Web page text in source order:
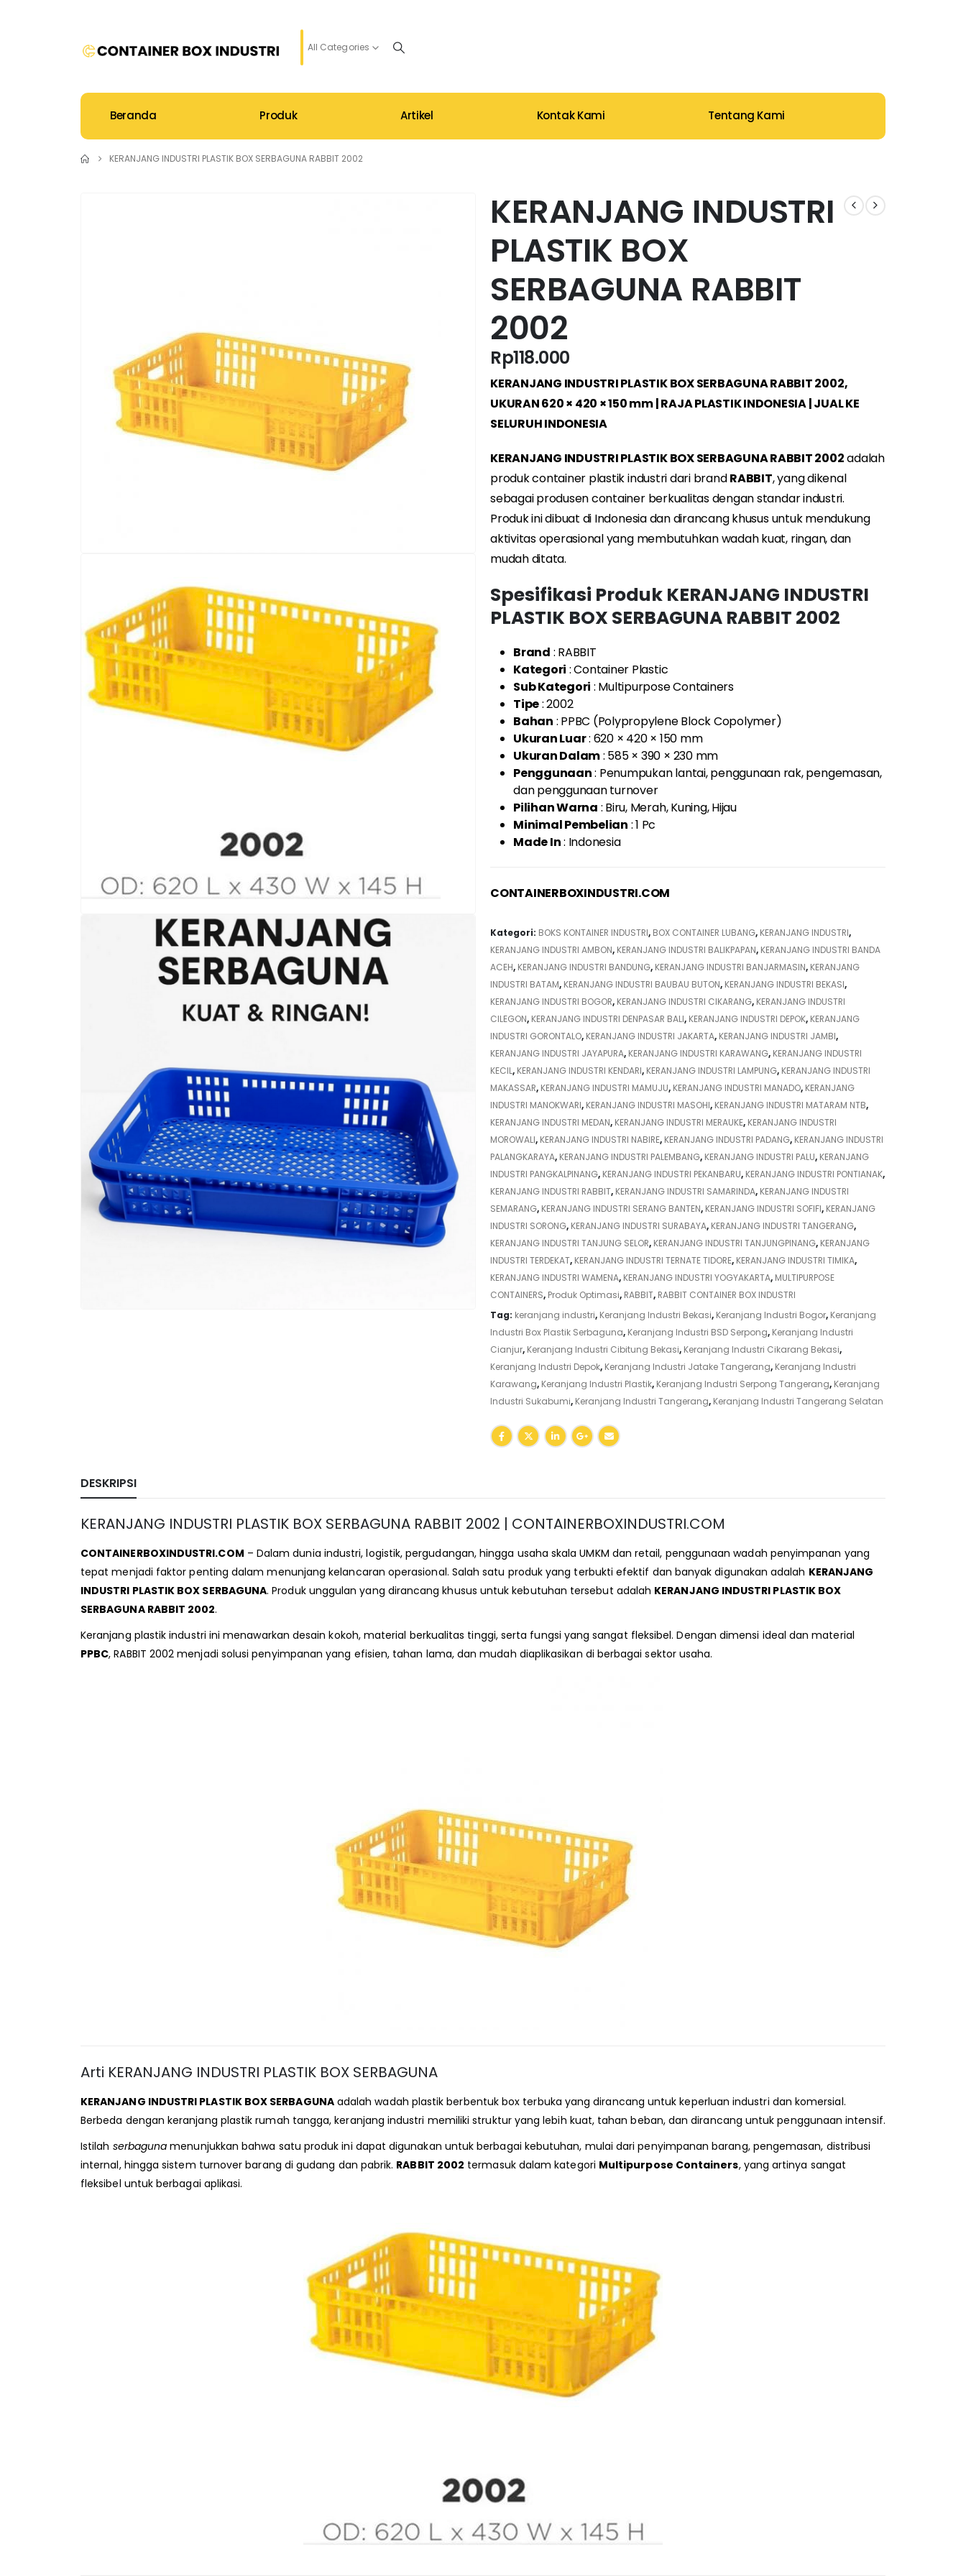
All Categories
Beranda Produk Artikel Kontak Kami Tentang Kami
KERANJANG INDUSTRI PLASTIK BOX SERBAGUNA RABBIT 2002
KERANJANG INDUSTRI
PLASTIK BOX
SERBAGUNA RABBIT
2002
Rp118.000
KERANJANG INDUSTRI PLASTIK BOX SERBAGUNA RABBIT 2002,
UKURAN 620 × 420 × 150 mm | RAJA PLASTIK INDONESIA | JUAL KE
SELURUH INDONESIA
KERANJANG INDUSTRI PLASTIK BOX SERBAGUNA RABBIT 2002adalah
produk container plastik industri dari brandRABBIT, yang dikenal
sebagai produsen container berkualitas dengan standar industri.
Produk ini dibuat di Indonesia dan dirancang khusus untuk mendukung
aktivitas operasional yang membutuhkan wadah kuat, ringan, dan
mudah ditata.
Spesifikasi Produk KERANJANG INDUSTRI
PLASTIK BOX SERBAGUNA RABBIT 2002
Brand : RABBIT
Kategori : Container Plastic
Sub Kategori : Multipurpose Containers
Tipe: 2002
Bahan : PPBC (Polypropylene Block Copolymer)
Ukuran Luar: 620 × 420 × 150 mm
Ukuran Dalam: 585 × 390 × 230 mm
Penggunaan: Penumpukan lantai, penggunaan rak, pengemasan,
dan penggunaan turnover
Pilihan Warna : Biru, Merah, Kuning, Hijau
Minimal Pembelian : 1 Pc
Made In: Indonesia
CONTAINERBOXINDUSTRI.COM
Kategori: BOKS KONTAINER INDUSTRI, BOX CONTAINER LUBANG, KERANJANG INDUSTRI,
KERANJANG INDUSTRI AMBON, KERANJANG INDUSTRI BALIKPAPAN, KERANJANG INDUSTRI BANDA
ACEH, KERANJANG INDUSTRI BANDUNG, KERANJANG INDUSTRI BANJARMASIN, KERANJANG
INDUSTRI BATAM, KERANJANG INDUSTRI BAUBAU BUTON, KERANJANG INDUSTRI BEKASI,
KERANJANG INDUSTRI BOGOR, KERANJANG INDUSTRI CIKARANG, KERANJANG INDUSTRI
CILEGON, KERANJANG INDUSTRI DENPASAR BALI, KERANJANG INDUSTRI DEPOK, KERANJANG
INDUSTRI GORONTALO, KERANJANG INDUSTRI JAKARTA, KERANJANG INDUSTRI JAMBI,
KERANJANG INDUSTRI JAYAPURA, KERANJANG INDUSTRI KARAWANG, KERANJANG INDUSTRI
KECIL, KERANJANG INDUSTRI KENDARI, KERANJANG INDUSTRI LAMPUNG, KERANJANG INDUSTRI
MAKASSAR, KERANJANG INDUSTRI MAMUJU, KERANJANG INDUSTRI MANADO, KERANJANG
INDUSTRI MANOKWARI, KERANJANG INDUSTRI MASOHI, KERANJANG INDUSTRI MATARAM NTB,
KERANJANG INDUSTRI MEDAN, KERANJANG INDUSTRI MERAUKE, KERANJANG INDUSTRI
MOROWALI, KERANJANG INDUSTRI NABIRE, KERANJANG INDUSTRI PADANG, KERANJANG INDUSTRI
PALANGKARAYA, KERANJANG INDUSTRI PALEMBANG, KERANJANG INDUSTRI PALU, KERANJANG
INDUSTRI PANGKALPINANG, KERANJANG INDUSTRI PEKANBARU, KERANJANG INDUSTRI PONTIANAK,
KERANJANG INDUSTRI RABBIT, KERANJANG INDUSTRI SAMARINDA, KERANJANG INDUSTRI
SEMARANG, KERANJANG INDUSTRI SERANG BANTEN, KERANJANG INDUSTRI SOFIFI, KERANJANG
INDUSTRI SORONG, KERANJANG INDUSTRI SURABAYA, KERANJANG INDUSTRI TANGERANG,
KERANJANG INDUSTRI TANJUNG SELOR, KERANJANG INDUSTRI TANJUNGPINANG, KERANJANG
INDUSTRI TERDEKAT, KERANJANG INDUSTRI TERNATE TIDORE, KERANJANG INDUSTRI TIMIKA,
KERANJANG INDUSTRI WAMENA, KERANJANG INDUSTRI YOGYAKARTA, MULTIPURPOSE
CONTAINERS, Produk Optimasi, RABBIT, RABBIT CONTAINER BOX INDUSTRI
Tag: keranjang industri, Keranjang Industri Bekasi, Keranjang Industri Bogor, Keranjang
Industri Box Plastik Serbaguna, Keranjang Industri BSD Serpong, Keranjang Industri
Cianjur, Keranjang Industri Cibitung Bekasi, Keranjang Industri Cikarang Bekasi,
Keranjang Industri Depok, Keranjang Industri Jatake Tangerang, Keranjang Industri
Karawang, Keranjang Industri Plastik, Keranjang Industri Serpong Tangerang, Keranjang
Industri Sukabumi, Keranjang Industri Tangerang, Keranjang Industri Tangerang Selatan
DESKRIPSI
KERANJANG INDUSTRI PLASTIK BOX SERBAGUNA RABBIT 2002 | CONTAINERBOXINDUSTRI.COM
CONTAINERBOXINDUSTRI.COM – Dalam dunia industri, logistik, pergudangan, hingga usaha skala UMKM dan retail, penggunaan wadah penyimpanan yang
tepat menjadi faktor penting dalam menunjang kelancaran operasional. Salah satu produk yang terbukti efektif dan banyak digunakan adalah KERANJANG
INDUSTRI PLASTIK BOX SERBAGUNA. Produk unggulan yang dirancang khusus untuk kebutuhan tersebut adalah KERANJANG INDUSTRI PLASTIK BOX
SERBAGUNA RABBIT 2002.
Keranjang plastik industri ini menawarkan desain kokoh, material berkualitas tinggi, serta fungsi yang sangat fleksibel. Dengan dimensi ideal dan material
PPBC, RABBIT 2002 menjadi solusi penyimpanan yang efisien, tahan lama, dan mudah diaplikasikan di berbagai sektor usaha.
Arti KERANJANG INDUSTRI PLASTIK BOX SERBAGUNA
KERANJANG INDUSTRI PLASTIK BOX SERBAGUNAadalah wadah plastik berbentuk box terbuka yang dirancang untuk keperluan industri dan komersial.
Berbeda dengan keranjang plastik rumah tangga, keranjang industri memiliki struktur yang lebih kuat, tahan beban, dan dirancang untuk penggunaan intensif.
Istilah serbaguna menunjukkan bahwa satu produk ini dapat digunakan untuk berbagai kebutuhan, mulai dari penyimpanan barang, pengemasan, distribusi
internal, hingga sistem turnover barang di gudang dan pabrik. RABBIT 2002 termasuk dalam kategori Multipurpose Containers, yang artinya sangat
fleksibel untuk berbagai aplikasi.